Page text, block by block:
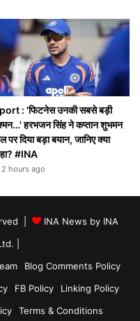
: 'फिटनेस उनकी सबसे बड़ी
हरभजन सिंह ने कप्तान शुभमन
पर दिया बड़ा बयान, जानिए क्या
#INA
2 hours ago
|
INA News by INA
Blog Comments Policy
FB Policy
Linking Policy
Terms & Conditions